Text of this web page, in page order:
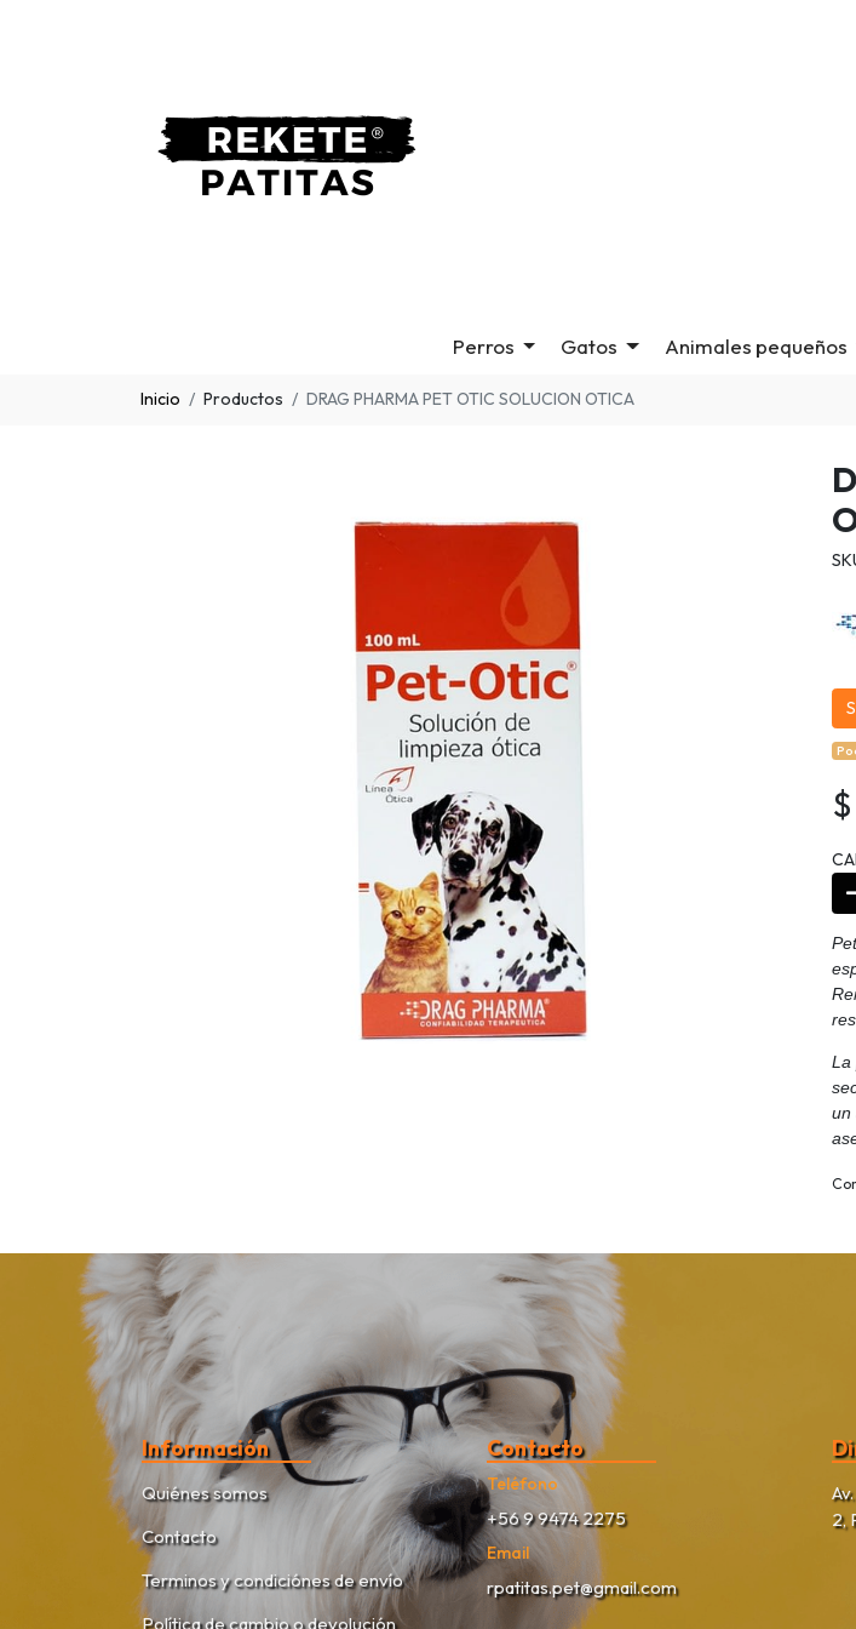
Perros Gatos Animales pequeños
Inicio Productos DRAG PHARMA PET OTIC SOLUCION OTICA
La
un
Información
Quiénes somos
Contacto
Terminos y condiciónes de envío
Política de cambio o devolución
Contacto
Teléfono
+56 9 9474 2275
Email
rpatitas.pet@gmail.com
2,